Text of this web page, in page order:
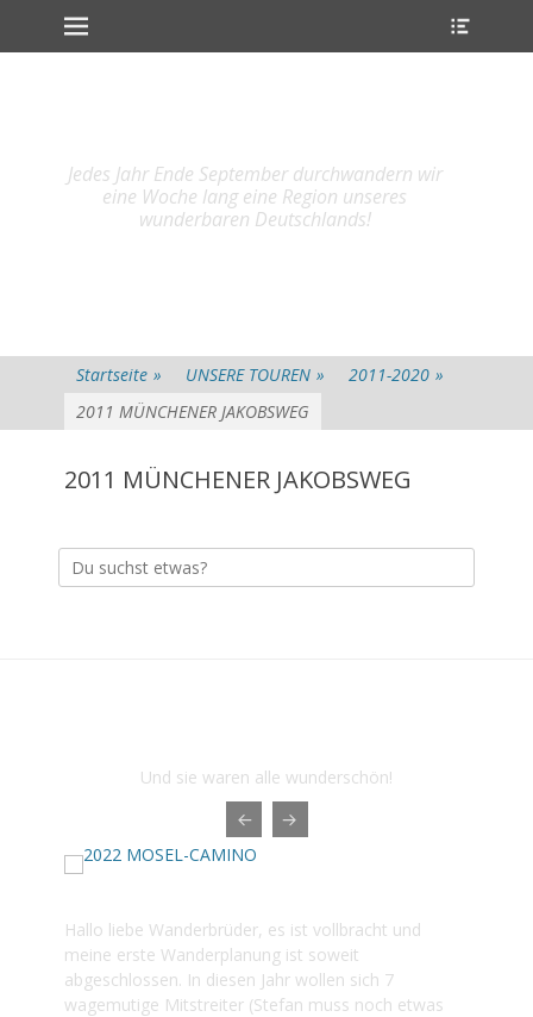
Weiter
zum
Primärmenu
Jedes Jahr Ende September durchwandern wir
eine Woche lang eine Region unseres
wunderbaren Deutschlands!
Startseite » UNSERE TOUREN » 2011-2020 »
2011 MÜNCHENER JAKOBSWEG
2011 MÜNCHENER JAKOBSWEG
Suche
nach:
Und sie waren alle wunderschön!
Hallo liebe Wanderbrüder, es ist vollbracht und
meine erste Wanderplanung ist soweit
abgeschlossen. In diesen Jahr wollen sich 7
wagemutige Mitstreiter (Stefan muss noch etwas